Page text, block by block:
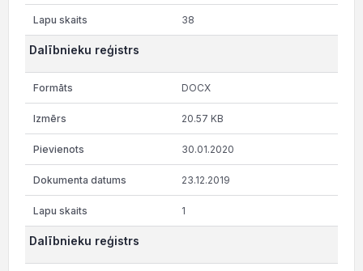
38
Dalībnieku reģistrs
DOCX
20.57 KB
30.01.2020
23.12.2019
1
Dalībnieku reģistrs